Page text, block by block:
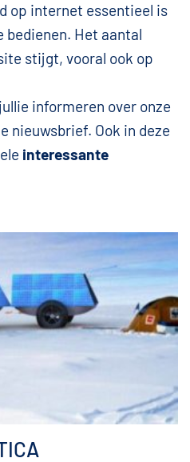
op internet essentieel is
bedienen. Het aantal
stijgt, vooral ook op
informeren over onze
nieuwsbrief. Ook in deze
interessante